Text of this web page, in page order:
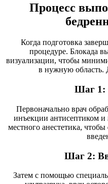
Процесс
Когда подготовка
процедуре. Блокада
визуализации, чтобы
в нужную область.
Шаг 1:
Первоначально врач
инъекции антисептиком
местного анестетика,
Шаг 2:
Затем с помощью